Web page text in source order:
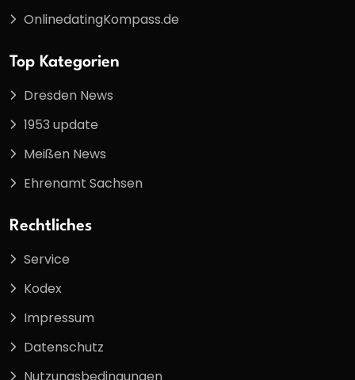
OnlinedatingKompass.de
Top Kategorien
Dresden News
1953 update
Meißen News
Ehrenamt Sachsen
Rechtliches
Service
Kodex
Impressum
Datenschutz